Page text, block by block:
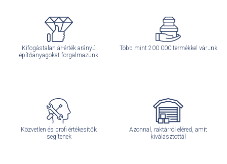
Kifogástalan ár-érték arányú
építőanyagokat forgalmazunk
Több mint 200 000 termékkel várunk
Közvetlen és profi értékesítők
segítenek
Azonnal, raktárról eléred, amit
kiválasztottál